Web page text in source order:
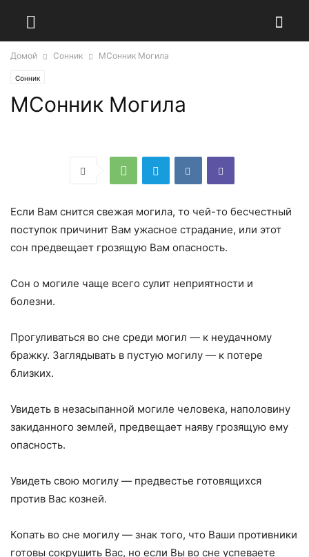
Домой Сонник МСонник Могила
Сонник
МСонник Могила
Если Вам снится свежая могила, то чей-то бесчестный
поступок причинит Вам ужасное страдание, или этот
сон предвещает грозящую Вам опасность.
Сон о могиле чаще всего сулит неприятности и
болезни.
Прогуливаться во сне среди могил — к неудачному
бражку. Заглядывать в пустую могилу — к потере
близких.
Увидеть в незасыпанной могиле человека, наполовину
закиданного землей, предвещает наяву грозящую ему
опасность.
Увидеть свою могилу — предвестье готовящихся
против Вас козней.
Копать во сне могилу — знак того, что Ваши противники
готовы сокрушить Вас, но если Вы во сне успеваете